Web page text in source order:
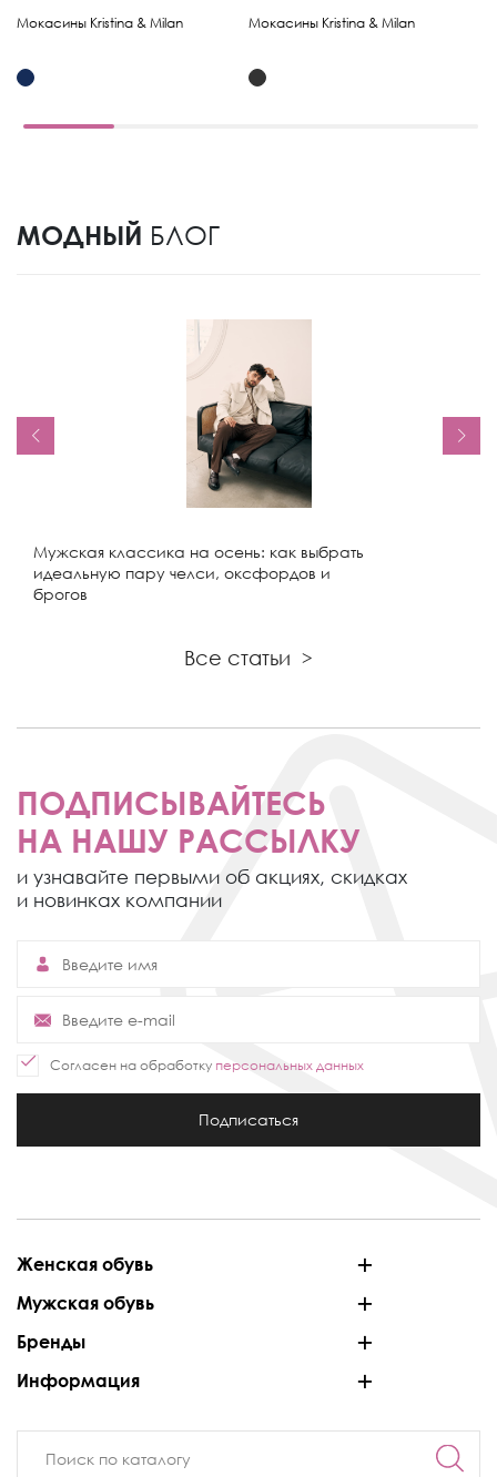
Мокасины Kristina & Milan Мокасины Kristina & Milan
МОДНЫЙ БЛОГ
Мужская классика на осень: как выбрать
идеальную пару челси, оксфордов и
брогов
Все статьи >
ПОДПИСЫВАЙТЕСЬ
НА НАШУ РАССЫЛКУ
и узнавайте первыми об акциях, скидках
и новинках компании
Согласен на обработку персональных данных
Подписаться
Женская обувь
Мужская обувь
Бренды
Информация